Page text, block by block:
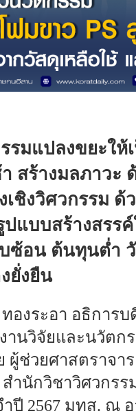
มแปลงขยะใ
สร้างมลภาว
เชิงวิศวกรรม
ปแบบสร้างสรร
ซ้อน ต้นทุนต่ำ
ยั่งยืน
องระอา อธิการ
นวิจัยและนวัตก
ผู้ช่วยศาสตราจ
ำนักวิชาวิศวกร
ปี 2567 มทส. ณ